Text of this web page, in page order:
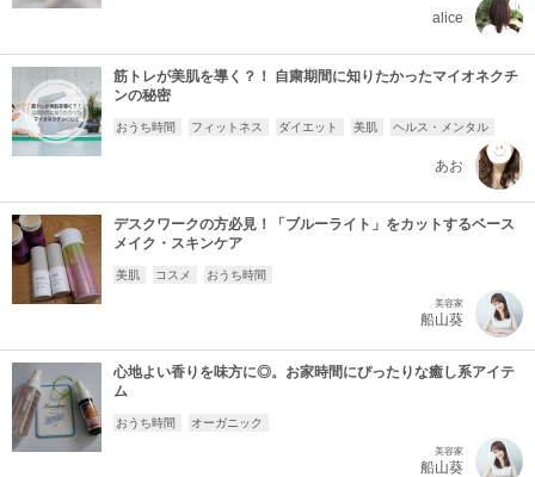
alice
筋トレが美肌を導く？！ 自粛期間に知りたかったマイオネクチ
ンの秘密
おうち時間 フィットネス ダイエット 美肌 ヘルス・メンタル
あお
デスクワークの方必見！「ブルーライト」をカットするベース
メイク・スキンケア
美肌 コスメ おうち時間
美容家
船山葵
心地よい香りを味方に◎。お家時間にぴったりな癒し系アイテ
ム
おうち時間 オーガニック
美容家
船山葵